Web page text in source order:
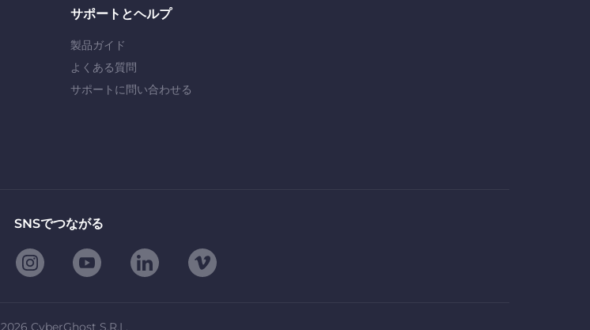
サポートとヘルプ
製品ガイド
よくある質問
サポートに問い合わせる
SNSでつながる
2026 CyberGhost S.R.L.